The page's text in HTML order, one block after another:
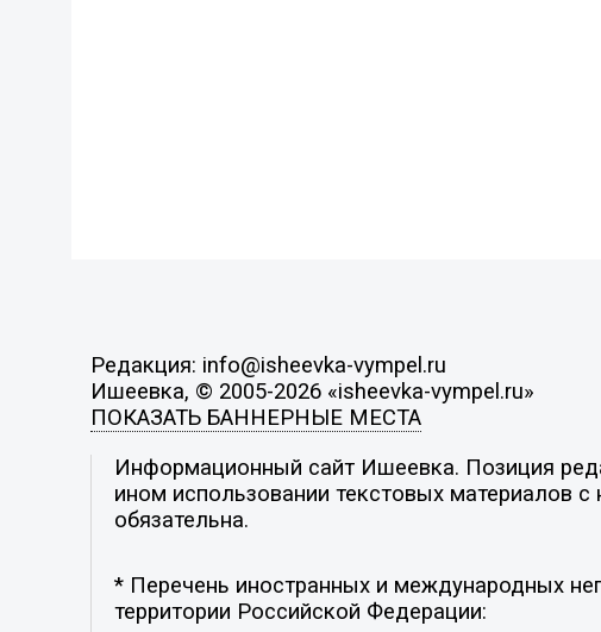
Редакция: info@isheevka-vympel.ru
Ишеевка, © 2005-2026 «isheevka-vympel.ru»
ПОКАЗАТЬ БАННЕРНЫЕ МЕСТА
Информационный сайт Ишеевка. Позиция
ином использовании текстовых материалов
обязательна.
* Перечень иностранных и международных
территории Российской Федерации: